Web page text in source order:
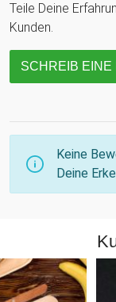
Teile Deine
Kunden.
SCHREIB
Keine
Deine